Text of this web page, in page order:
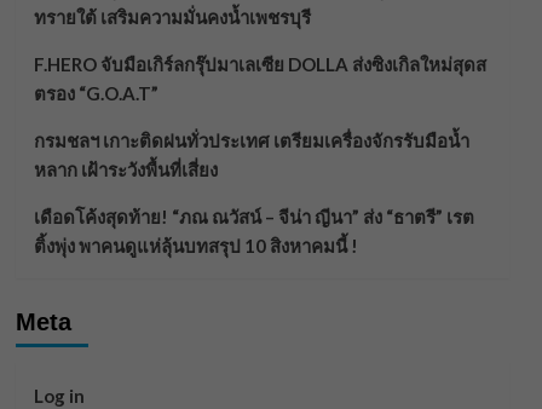
ทรายใต้ เสริมความมั่นคงน้ำเพชรบุรี
F.HERO จับมือเกิร์ลกรุ๊ปมาเลเซีย DOLLA ส่งซิงเกิลใหม่สุดส
ตรอง “G.O.A.T”
กรมชลฯ เกาะติดฝนทั่วประเทศ เตรียมเครื่องจักรรับมือน้ำ
หลาก เฝ้าระวังพื้นที่เสี่ยง
เดือดโค้งสุดท้าย! “ภณ ณวัสน์ – จีน่า ญีนา” ส่ง “ธาตรี” เรต
ติ้งพุ่ง พาคนดูแห่ลุ้นบทสรุป 10 สิงหาคมนี้ !
Meta
Log in